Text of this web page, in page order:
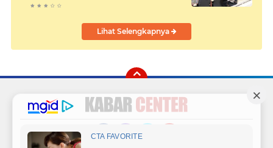
Lihat Selengkapnya